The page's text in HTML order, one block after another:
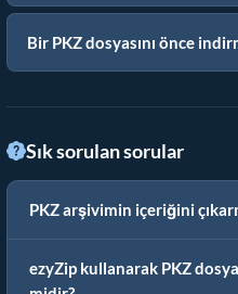
Bir PKZ dosyasını önce
Sık sorulan sorular
PKZ arşivimin içeriğini
ezyZip kullanarak PKZ